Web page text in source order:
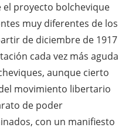
proyecto bolchevique
muy diferentes de los
de diciembre de 1917
cada vez más aguda
aunque cierto
movimiento libertario
de poder
con un manifiesto